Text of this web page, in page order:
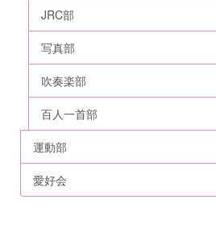
JRC部
写真部
吹奏楽部
百人一首部
運動部
愛好会